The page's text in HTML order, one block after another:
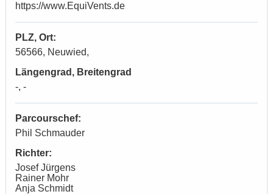
https://www.EquiVents.de
PLZ, Ort:
56566, Neuwied,
Längengrad, Breitengrad
-, -
Parcourschef:
Phil Schmauder
Richter:
Josef Jürgens
Rainer Mohr
Anja Schmidt